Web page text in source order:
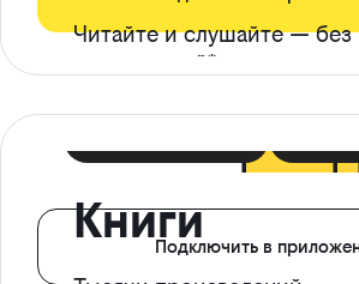
Читайте и слушайте — без
ограничений*
КнигиПодключить в